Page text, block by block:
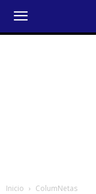
Inicio ColumNetas